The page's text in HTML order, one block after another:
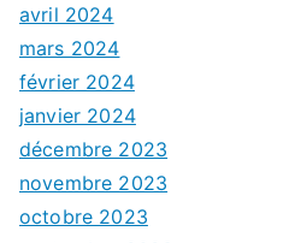
avril 2024
mars 2024
février 2024
janvier 2024
décembre 2023
novembre 2023
octobre 2023